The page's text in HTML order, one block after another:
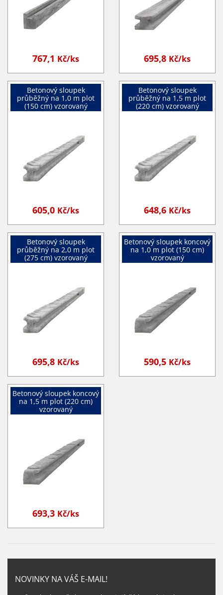
767,1 Kč/ks 695,8 Kč/ks
Betonový sloupek
průběžný na 1,0 m plot
(150 cm) vzorovaný
605,0 Kč/ks
Betonový sloupek
průběžný na 1,5 m plot
(220 cm) vzorovaný
648,6 Kč/ks
Betonový sloupek
průběžný na 2,0 m plot
(275 cm) vzorovaný
695,8 Kč/ks
Betonový sloupek koncový
na 1,0 m plot (150 cm)
vzorovaný
590,5 Kč/ks
Betonový sloupek koncový
na 1,5 m plot (220 cm)
vzorovaný
693,3 Kč/ks
NOVINKY NA VÁŠ E-MAIL!